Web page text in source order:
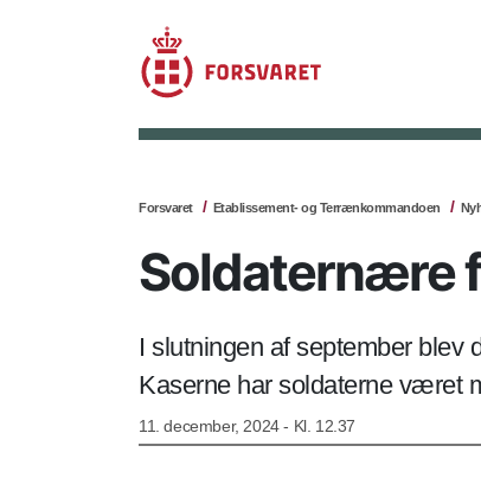
Forsvaret Etablissement- og Terrænkommandoen
Soldaternære
I slutningen af september blev
Kaserne har soldaterne været
11. december, 2024 - Kl. 12.37